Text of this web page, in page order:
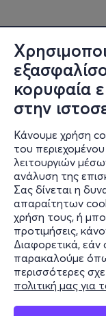
κορυφαία
στην
Κάνουμε χρήση
του
λειτουργιών
ανάλυση της
Σας δίνεται η
απαραίτητων
χρήση τους, ή
προτιμήσεις,
Διαφορετικά,
παρακαλούμε
περισσότερες
πολιτική μας για
Πληροφορίες
Υποστήριξη
Stay
Mobile app